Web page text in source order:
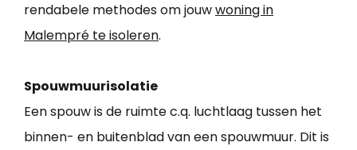
rendabele methodes om jouwwoning in
Malempré te isoleren.
Spouwmuurisolatie
Een spouw is de ruimte c.q. luchtlaag tussen het
binnen- en buitenblad van een spouwmuur. Dit is